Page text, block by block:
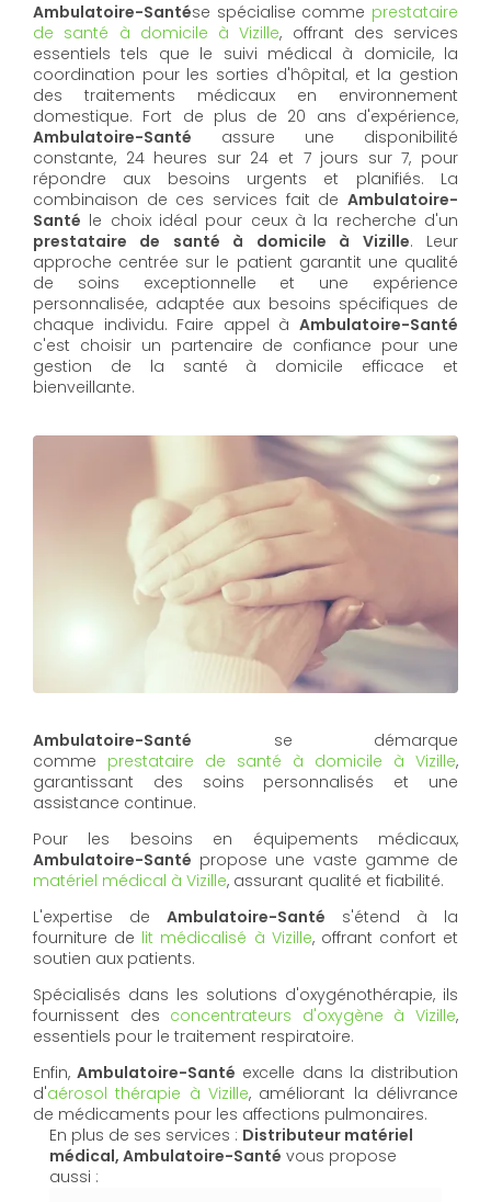
Ambulatoire-Santése spécialise comme prestataire
de santé à domicile à Vizille, offrant des services
essentiels tels que le suivi médical à domicile, la
coordination pour les sorties d'hôpital, et la gestion
des traitements médicaux en environnement
domestique. Fort de plus de 20 ans d'expérience,
Ambulatoire-Santé assure une disponibilité
constante, 24 heures sur 24 et 7 jours sur 7, pour
répondre aux besoins urgents et planifiés. La
combinaison de ces services fait de Ambulatoire-
Santé le choix idéal pour ceux à la recherche d'un
prestataire de santé à domicile à Vizille. Leur
approche centrée sur le patient garantit une qualité
de soins exceptionnelle et une expérience
personnalisée, adaptée aux besoins spécifiques de
chaque individu. Faire appel à Ambulatoire-Santé
c'est choisir un partenaire de confiance pour une
gestion de la santé à domicile efficace et
bienveillante.
Ambulatoire-Santé se démarque
comme prestataire de santé à domicile à Vizille,
garantissant des soins personnalisés et une
assistance continue.
Pour les besoins en équipements médicaux,
Ambulatoire-Santé propose une vaste gamme de
matériel médical à Vizille, assurant qualité et fiabilité.
L'expertise de Ambulatoire-Santé s'étend à la
fourniture de lit médicalisé à Vizille, offrant confort et
soutien aux patients.
Spécialisés dans les solutions d'oxygénothérapie, ils
fournissent des concentrateurs d'oxygène à Vizille,
essentiels pour le traitement respiratoire.
Enfin,Ambulatoire-Santé excelle dans la distribution
d'aérosol thérapie à Vizille, améliorant la délivrance
de médicaments pour les affections pulmonaires.
En plus de ses services : Distributeur matériel
médical, Ambulatoire-Santé vous propose
aussi :